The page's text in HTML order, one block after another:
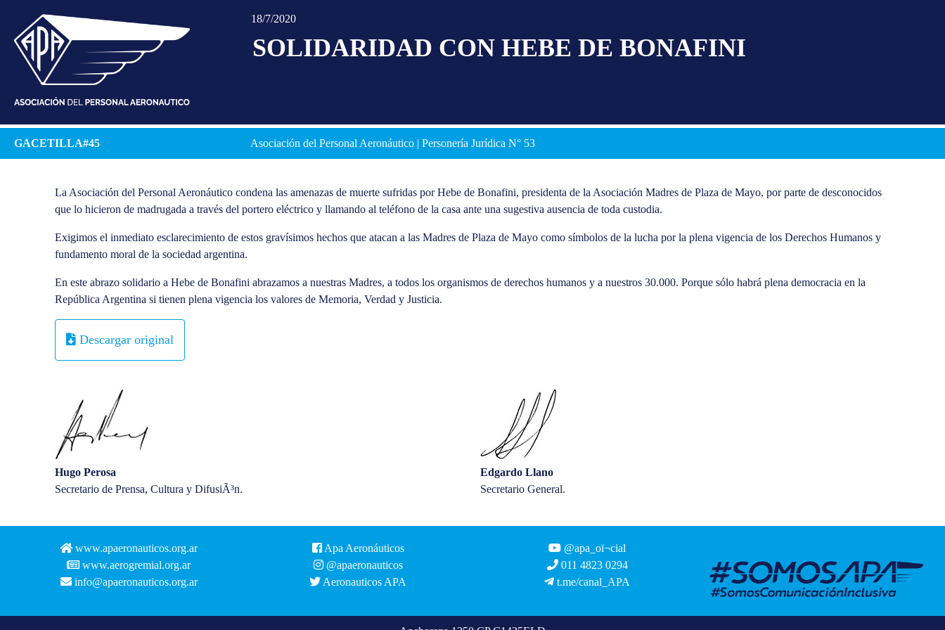
18/7/2020
SOLIDARIDAD CON HEBE DE BONAFINI
GACETILLA#45 Asociación del Personal Aeronáutico | Personería Jurídica N° 53
La Asociación del Personal Aeronáutico condena las amenazas de muerte sufridas por Hebe de Bonafini, presidenta de la Asociación Madres de Plaza de Mayo, por parte de desconocidos
que lo hicieron de madrugada a través del portero eléctrico y llamando al teléfono de la casa ante una sugestiva ausencia de toda custodia.
Exigimos el inmediato esclarecimiento de estos gravísimos hechos que atacan a las Madres de Plaza de Mayo como símbolos de la lucha por la plena vigencia de los Derechos Humanos y
fundamento moral de la sociedad argentina.
En este abrazo solidario a Hebe de Bonafini abrazamos a nuestras Madres, a todos los organismos de derechos humanos y a nuestros 30.000. Porque sólo habrá plena democracia en la
República Argentina si tienen plena vigencia los valores de Memoria, Verdad y Justicia.
Descargar original
Hugo Perosa
Secretario de Prensa, Cultura y DifusiÃ³n.
Edgardo Llano
Secretario General.
www.apaeronauticos.org.ar
www.aerogremial.org.ar
info@apaeronauticos.org.ar
Apa Aeronáuticos
@apaeronauticos
Aeronauticos APA
@apa_oï¬cial
011 4823 0294
t.me/canal_APA